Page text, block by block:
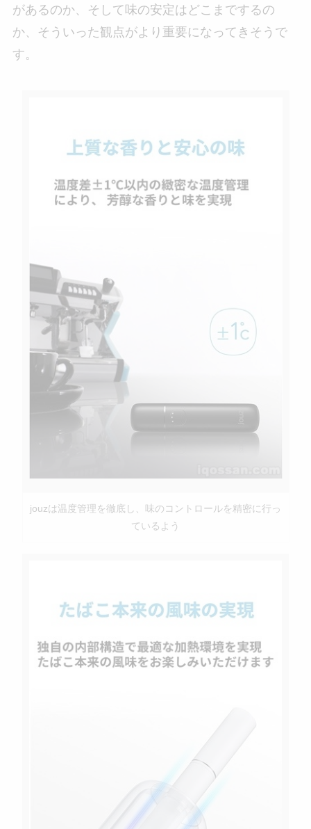
があるのか、そして味の安定はどこまでするの
か、そういった観点がより重要になってきそうで
す。
jouzは温度管理を徹底し、味のコントロールを精密に行っ
ているよう